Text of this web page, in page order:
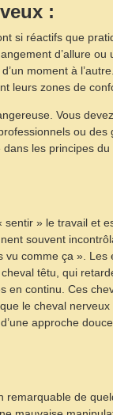
:
si réactifs que
d’allure
moment à
leurs zones de
Vous
ou
dans les principes
sentir » le travail et
souvent
vu comme ça ».
têtu, qui
en continu. Ces
le cheval
approche
remarquable de